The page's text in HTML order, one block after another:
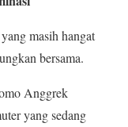
masih hangat
bersama.
Anggrek
yang sedang